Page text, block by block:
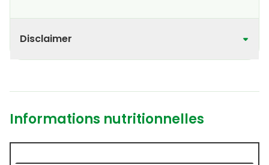
Disclaimer
Informations nutritionnelles